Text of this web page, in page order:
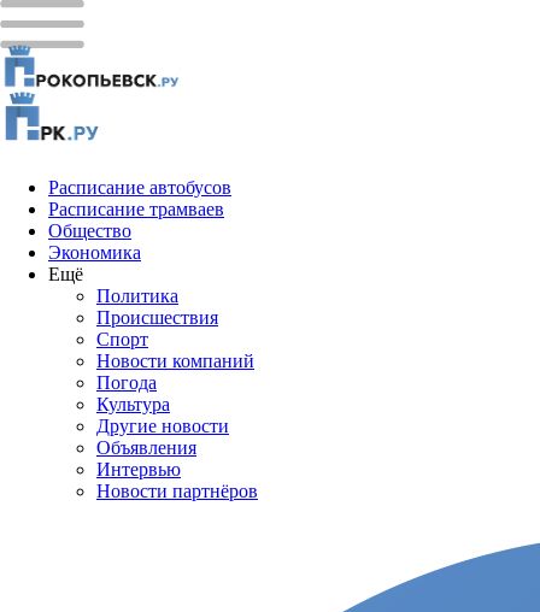
Расписание автобусов
Расписание трамваев
Общество
Экономика
Ещё
Политика
Проиcшествия
Спорт
Новости компаний
Погода
Культура
Другие новости
Объявления
Интервью
Новости партнёров